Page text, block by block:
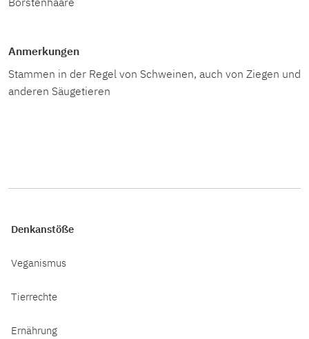
Anmerkungen
Stammen in der Regel von Schweinen, auch von Ziegen und
anderen Säugetieren
Denkanstöße
Veganismus
Tierrechte
Ernährung